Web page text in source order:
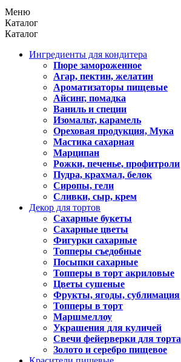
Меню
Каталог
Каталог
Ингредиенты для кондитера
Пюре замороженное
Агар, пектин, желатин
Ароматизаторы пищевые
Айсинг, помадка
Ваниль и специи
Изомальт, карамель
Ореховая продукция, Мука
Мастика сахарная
Марципан
Рожки, печенье, профитроли
Пудра, крахмал, белок
Сиропы, гели
Сливки, сыр, крем
Декор для тортов
Сахарные букеты
Сахарные цветы
Фигурки сахарные
Топперы съедобные
Посыпки сахарные
Топперы в торт акриловые
Цветы сушеные
Фрукты, ягоды, сублимация
Топперы в торт
Маршмеллоу
Украшения для куличей
Свечи фейерверки для торта
Золото и серебро пищевое